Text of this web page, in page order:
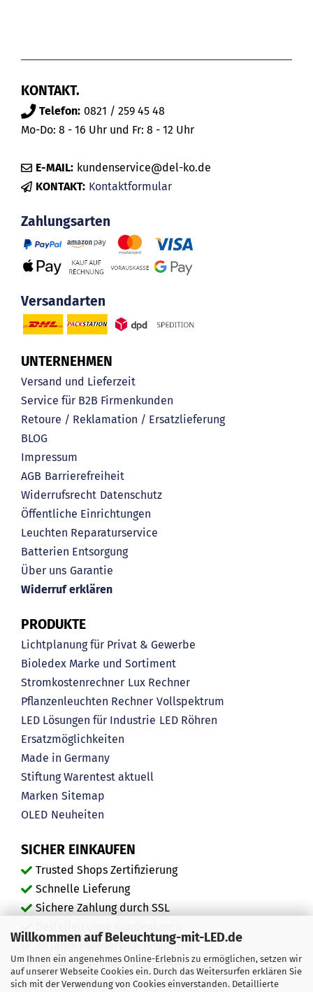
Willkommen auf Beleuchtung-mit-LED.de
Um Ihnen ein angenehmes Online-Erlebnis zu ermöglichen, setzen wir
auf unserer Webseite Cookies ein. Durch das Weitersurfen erklären Sie
sich mit der Verwendung von Cookies einverstanden. Detaillierte
KONTAKT.
Telefon: 0821 / 259 45 48
Mo-Do: 8 - 16 Uhr und Fr: 8 - 12 Uhr
E-MAIL: kundenservice@del-ko.de
KONTAKT: Kontaktformular
Zahlungsarten
Versandarten
UNTERNEHMEN
Versand und Lieferzeit
Service für B2B Firmenkunden
Retoure / Reklamation / Ersatzlieferung
BLOG
Impressum
AGB Barrierefreiheit
Widerrufsrecht Datenschutz
Öffentliche Einrichtungen
Leuchten Reparaturservice
Batterien Entsorgung
Über uns Garantie
Widerruf erklären
PRODUKTE
Lichtplanung für Privat & Gewerbe
Bioledex Marke und Sortiment
Stromkostenrechner Lux Rechner
Pflanzenleuchten Rechner Vollspektrum
LED Lösungen für Industrie LED Röhren
Ersatzmöglichkeiten
Made in Germany
Stiftung Warentest aktuell
Marken Sitemap
OLED Neuheiten
SICHER EINKAUFEN
Trusted Shops Zertifizierung
Schnelle Lieferung
Sichere Zahlung durch SSL
20 Jahre Fachservice-Erfahrung
"Ausgezeichnete" Kundenmeinungen
Mehr als 450.000 zufriedene Kunden